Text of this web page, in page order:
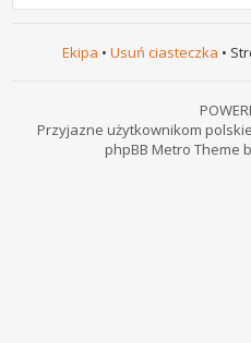
Ekipa • Usuń ciasteczka •
Przyjazne użytkownikom
phpBB Metro Theme